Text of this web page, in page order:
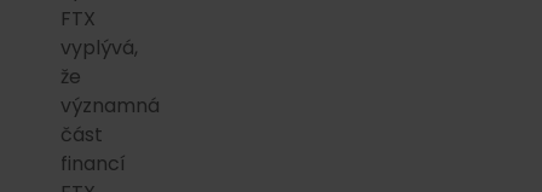
FTX
vyplývá,
že
významná
část
financí